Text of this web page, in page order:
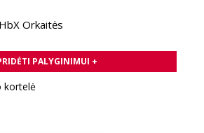
Orkaitės
PALYGINIMUI +
kortelė